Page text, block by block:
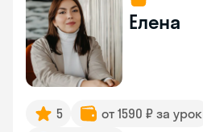
Елена
5 от 1590 ₽ за урок